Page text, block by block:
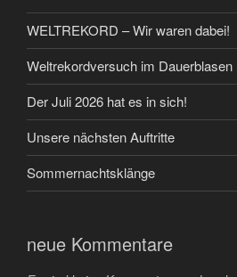
WELTREKORD – Wir waren dabei!
Weltrekordversuch im Dauerblasen
Der Juli 2026 hat es in sich!
Unsere nächsten Auftritte
Sommernachtsklänge
neue Kommentare